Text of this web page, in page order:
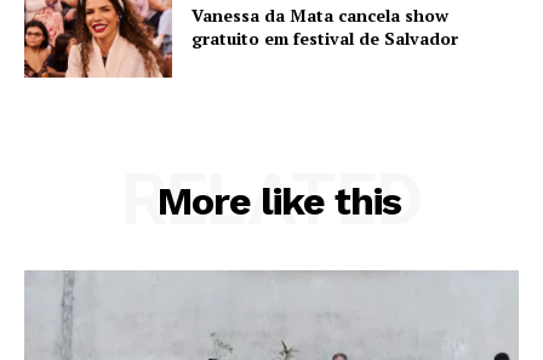
Vanessa da Mata cancela show
gratuito em festival de Salvador
More like this
RELATED